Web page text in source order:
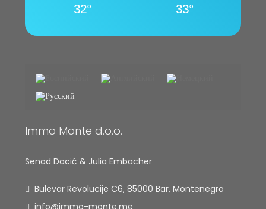
32° 33°
Immo Monte d.o.o.
Senad Dacić & Julia Embacher
Bulevar Revolucije C6, 85000 Bar, Montenegro
info@immo-monte.me